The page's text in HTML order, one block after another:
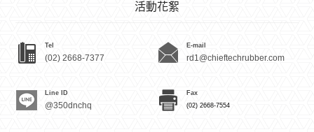
活動花絮
Tel
(02) 2668-7377
E-mail
rd1@chieftechrubber.com
Line ID
@350dnchq
Fax
(02) 2668-7554